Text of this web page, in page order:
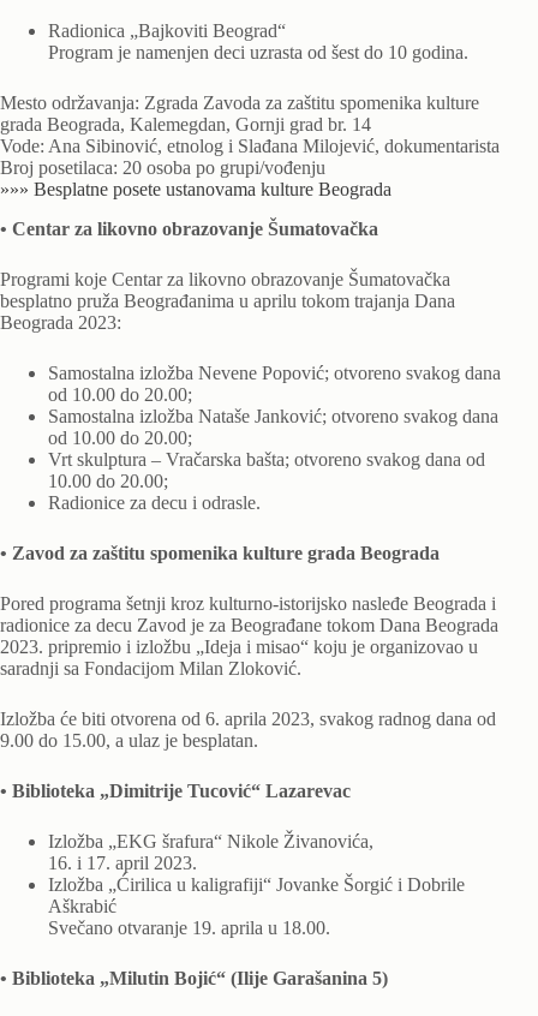
Radionica „Bajkoviti Beograd“
Program je namenjen deci uzrasta od šest do 10 godina.
Mesto održavanja: Zgrada Zavoda za zaštitu spomenika kulture
grada Beograda, Kalemegdan, Gornji grad br. 14
Vode: Ana Sibinović, etnolog i Slađana Milojević, dokumentarista
Broj posetilaca: 20 osoba po grupi/vođenju
»»» Besplatne posete ustanovama kulture Beograda
• Centar za likovno obrazovanje Šumatovačka
Programi koje Centar za likovno obrazovanje Šumatovačka
besplatno pruža Beograđanima u aprilu tokom trajanja Dana
Beograda 2023:
Samostalna izložba Nevene Popović; otvoreno svakog dana
od 10.00 do 20.00;
Samostalna izložba Nataše Janković; otvoreno svakog dana
od 10.00 do 20.00;
Vrt skulptura – Vračarska bašta; otvoreno svakog dana od
10.00 do 20.00;
Radionice za decu i odrasle.
• Zavod za zaštitu spomenika kulture grada Beograda
Pored programa šetnji kroz kulturno-istorijsko nasleđe Beograda i
radionice za decu Zavod je za Beograđane tokom Dana Beograda
2023. pripremio i izložbu „Ideja i misao“ koju je organizovao u
saradnji sa Fondacijom Milan Zloković.
Izložba će biti otvorena od 6. aprila 2023, svakog radnog dana od
9.00 do 15.00, a ulaz je besplatan.
• Biblioteka „Dimitrije Tucović“ Lazarevac
Izložba „EKG šrafura“ Nikole Živanovića,
16. i 17. april 2023.
Izložba „Ćirilica u kaligrafiji“ Jovanke Šorgić i Dobrile
Aškrabić
Svečano otvaranje 19. aprila u 18.00.
• Biblioteka „Milutin Bojić“ (Ilije Garašanina 5)